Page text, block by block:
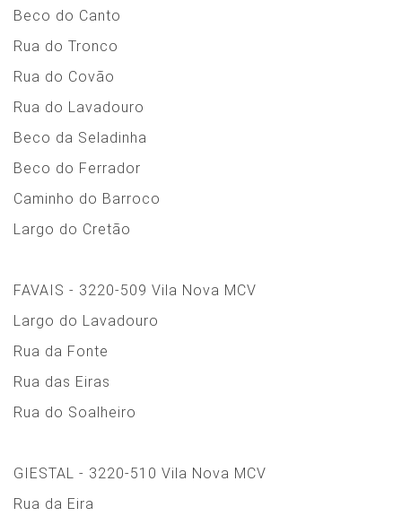
Beco do Canto
Rua do Tronco
Rua do Covão
Rua do Lavadouro
Beco da Seladinha
Beco do Ferrador
Caminho do Barroco
Largo do Cretão
FAVAIS - 3220-509 Vila Nova MCV
Largo do Lavadouro
Rua da Fonte
Rua das Eiras
Rua do Soalheiro
GIESTAL - 3220-510 Vila Nova MCV
Rua da Eira